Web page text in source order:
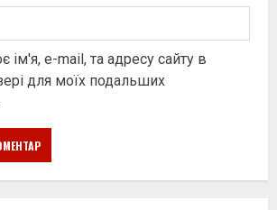
ім'я, e-mail, та адресу сайту в
для моїх подальших